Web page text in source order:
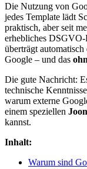
Die Nutzung von
jedes Template lädt
praktisch, aber seit
erhebliches
überträgt
Google – und das
Die gute Nachricht:
technische
warum externe
einem speziellen
kannst.
Inhalt:
Warum sind